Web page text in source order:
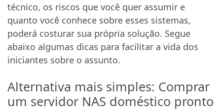
técnico, os riscos que você quer assumir e
quanto você conhece sobre esses sistemas,
poderá costurar sua própria solução. Segue
abaixo algumas dicas para facilitar a vida dos
iniciantes sobre o assunto.
Alternativa mais simples: Comprar
um servidor NAS doméstico pronto